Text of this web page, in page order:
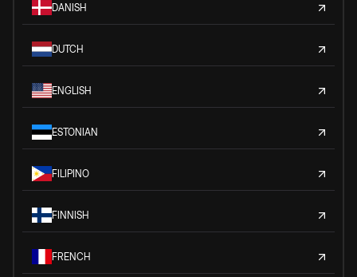
DANISH
DUTCH
ENGLISH
ESTONIAN
FILIPINO
FINNISH
FRENCH